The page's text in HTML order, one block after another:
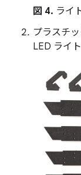
図 4. ライ
プラスチ
LED ライ